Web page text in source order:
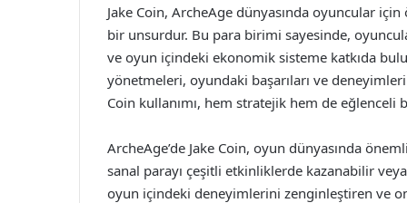
Jake Coin, ArcheAge dünyasında oyuncular
bir unsurdur. Bu para birimi sayesinde,
ve oyun içindeki ekonomik sisteme katkıda
yönetmeleri, oyundaki başarıları ve
Coin kullanımı, hem stratejik hem de eğlenceli
ArcheAge’de Jake Coin, oyun dünyasında
sanal parayı çeşitli etkinliklerde kazanabilir
oyun içindeki deneyimlerini zenginleştiren ve